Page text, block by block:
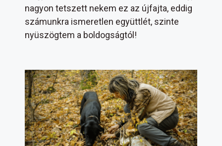
nagyon tetszett nekem ez az újfajta, eddig
számunkra ismeretlen együttlét, szinte
nyüszögtem a boldogságtól!